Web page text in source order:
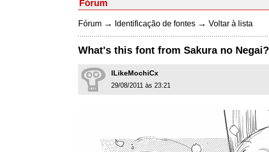
Fórum
Fórum → Identificação de fontes → Voltar à lista
What's this font from Sakura no Negai?
ILikeMochiCx
29/08/2011 às 23:21